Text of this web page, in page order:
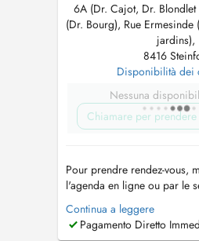
6A (Dr. Cajot, Dr. Blondlet
(Dr. Bourg), Rue Ermesinde
jardins),
8416
Disponibilità dei
Nessuna
Chiamare per prendere
Pour prendre rendez-vous,
l'agenda en ligne ou par le
26 59 89 21. Le secrétariat
à 12h du lundi au vendredi.
renouvellements
Continua a leggere
Pagamento Diretto